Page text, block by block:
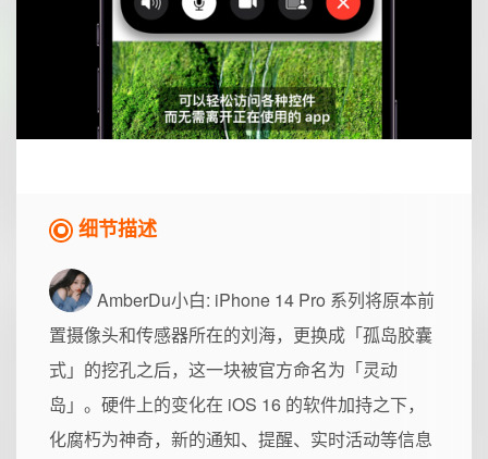
细节描述
AmberDu小白: iPhone 14 Pro 系列将原本前
置摄像头和传感器所在的刘海，更换成「孤岛胶囊
式」的挖孔之后，这一块被官方命名为「灵动
岛」。硬件上的变化在 iOS 16 的软件加持之下，
化腐朽为神奇，新的通知、提醒、实时活动等信息